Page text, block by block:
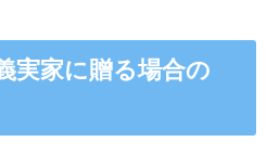
実家に贈る場合の